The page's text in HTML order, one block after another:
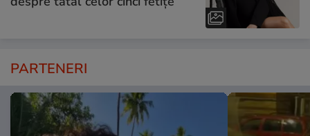
PARTENERI